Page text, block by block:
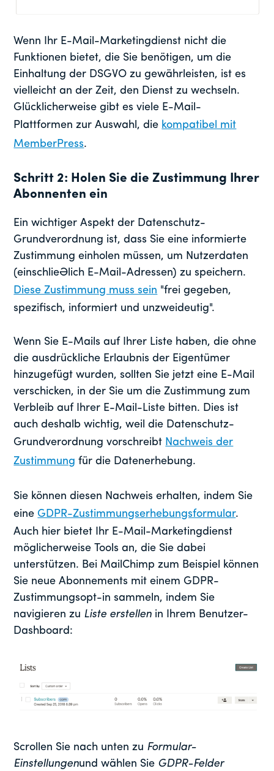
Wenn Ihr E-Mail-Marketingdienst nicht die
Funktionen bietet, die Sie benötigen, um die
Einhaltung der DSGVO zu gewährleisten, ist es
vielleicht an der Zeit, den Dienst zu wechseln.
Glücklicherweise gibt es viele E-Mail-
Plattformen zur Auswahl, die kompatibel mit
MemberPress.
Schritt 2: Holen Sie die Zustimmung Ihrer
Abonnenten ein
Ein wichtiger Aspekt der Datenschutz-
Grundverordnung ist, dass Sie eine informierte
Zustimmung einholen müssen, um Nutzerdaten
(einschließlich E-Mail-Adressen) zu speichern.
Diese Zustimmung muss sein "frei gegeben,
spezifisch, informiert und unzweideutig".
Wenn Sie E-Mails auf Ihrer Liste haben, die ohne
die ausdrückliche Erlaubnis der Eigentümer
hinzugefügt wurden, sollten Sie jetzt eine E-Mail
verschicken, in der Sie um die Zustimmung zum
Verbleib auf Ihrer E-Mail-Liste bitten. Dies ist
auch deshalb wichtig, weil die Datenschutz-
Grundverordnung vorschreibt Nachweis der
Zustimmung für die Datenerhebung.
Sie können diesen Nachweis erhalten, indem Sie
eine GDPR-Zustimmungserhebungsformular.
Auch hier bietet Ihr E-Mail-Marketingdienst
möglicherweise Tools an, die Sie dabei
unterstützen. Bei MailChimp zum Beispiel können
Sie neue Abonnements mit einem GDPR-
Zustimmungsopt-in sammeln, indem Sie
navigieren zu Liste erstellen in Ihrem Benutzer-
Dashboard:
Scrollen Sie nach unten zu Formular-
Einstellungenund wählen Sie GDPR-Felder